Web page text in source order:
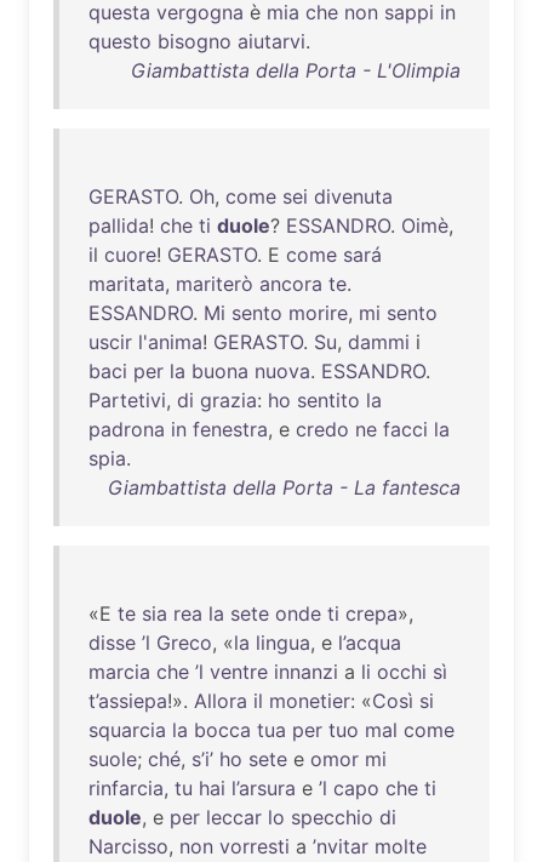
questa vergogna è mia che non sappi in
questo bisogno aiutarvi.
Giambattista della Porta - L'Olimpia
GERASTO. Oh, come sei divenuta
pallida! che ti duole? ESSANDRO. Oimè,
il cuore! GERASTO. E come sará
maritata, mariterò ancora te.
ESSANDRO. Mi sento morire, mi sento
uscir l'anima! GERASTO. Su, dammi i
baci per la buona nuova. ESSANDRO.
Partetivi, di grazia: ho sentito la
padrona in fenestra, e credo ne facci la
spia.
Giambattista della Porta - La fantesca
«E te sia rea la sete onde ti crepa»,
disse ’l Greco, «la lingua, e l’acqua
marcia che ’l ventre innanzi a li occhi sì
t’assiepa!». Allora il monetier: «Così si
squarcia la bocca tua per tuo mal come
suole; ché, s’i’ ho sete e omor mi
rinfarcia, tu hai l’arsura e ’l capo che ti
duole, e per leccar lo specchio di
Narcisso, non vorresti a ’nvitar molte